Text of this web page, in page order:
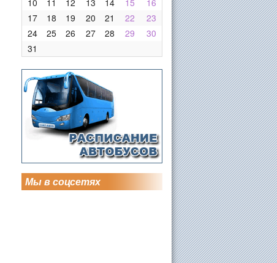
10
11 12 13 14 15
16
17
18 19 20 21 22
23
24
25 26 27 28 29
30
31
Мы в соцсетях